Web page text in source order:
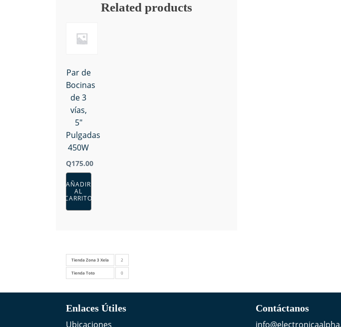
Related products
Par de
Bocinas
de 3
vías,
5"
Pulgadas
450W
Q175.00
AÑADIR
AL
CARRITO
Tienda Zona 3 Xela 2
Tienda Toto 0
Enlaces Útiles
Ubicaciones
Contáctanos